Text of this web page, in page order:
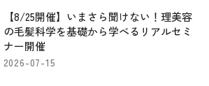
【8/25開催】いまさら聞けない！理美容
の毛髪科学を基礎から学べるリアルセミ
ナー開催
2026-07-15